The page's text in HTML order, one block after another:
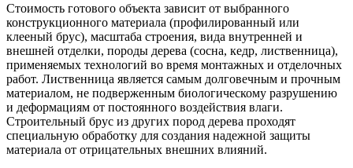
Стоимость готового объекта зависит от выбранного
конструкционного материала (профилированный или
клееный брус), масштаба строения, вида внутренней и
внешней отделки, породы дерева (сосна, кедр, лиственница),
применяемых технологий во время монтажных и отделочных
работ. Лиственница является самым долговечным и прочным
материалом, не подверженным биологическому разрушению
и деформациям от постоянного воздействия влаги.
Строительный брус из других пород дерева проходят
специальную обработку для создания надежной защиты
материала от отрицательных внешних влияний.